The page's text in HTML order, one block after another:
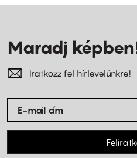
Maradj
Iratkozz fel hírlevelünkre!